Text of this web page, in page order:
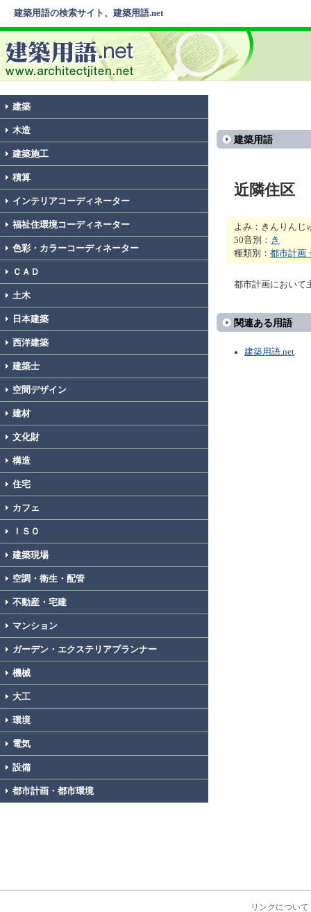
建築用語の検索サイト、建築用語.net
建築
木造
建築施工
積算
インテリアコーディネーター
福祉住環境コーディネーター
色彩・カラーコーディネーター
ＣＡＤ
土木
日本建築
西洋建築
建築士
空間デザイン
建材
文化財
構造
住宅
カフェ
ＩＳＯ
建築現場
空調・衛生・配管
不動産・宅建
マンション
ガーデン・エクステリアプランナー
機械
大工
環境
電気
設備
都市計画・都市環境
建築用語
近隣住区
よみ：きんりんじ
50音別： き
種類別： 都市計画
都市計画において
関連ある用語
建築用語.net
リンクについて